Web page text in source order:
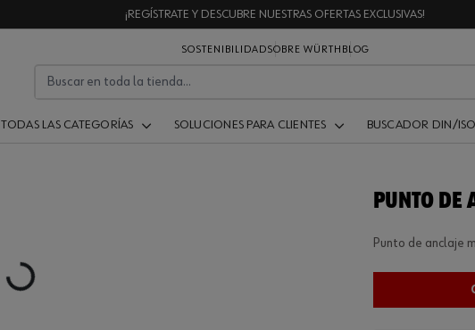
¡REGÍSTRATE Y DESCUBRE NUESTRAS OFERTAS EXCLUSIVAS!
SOSTENIBILIDADSOBRE WÜRTH BLOG
TODAS LAS CATEGORÍAS SOLUCIONES PARA CLIENTES BUSCADOR DIN/ISO
Loading...
PUNTO DE
Punto de anclaje